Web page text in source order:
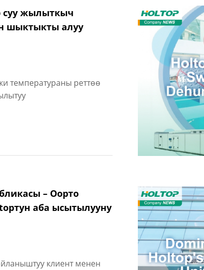
суу жылыткыч
шыктыкты алуу
температураны реттөө
– Оорто
аба ысытылууну
клиент менен